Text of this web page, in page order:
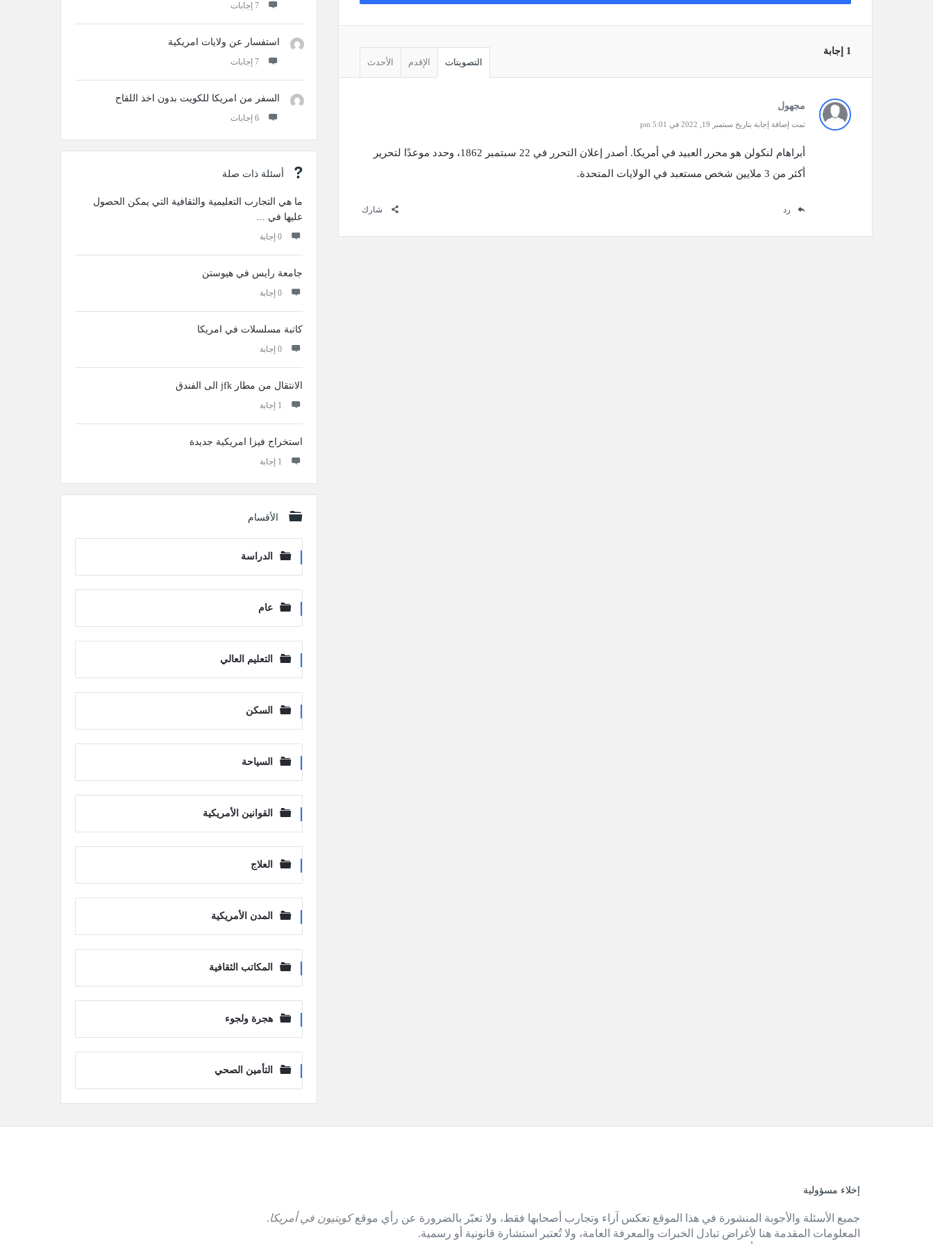
‫1 إجابة
التصويتات
الإقدم الأحدث
مجهول
تمت إضافة إجابة بتاريخ سبتمبر 19, 2022 في 5:01 pm
أبراهام لنكولن هو محرر العبيد في أمريكا. أصدر إعلان التحرر في 22 سبتمبر 1862، وحدد موعدًا لتحرير
أكثر من 3 ملايين شخص مستعبد في الولايات المتحدة.
رد شارك
‫7 إجابات
استفسار عن ولايات امريكية
‫7 إجابات
السفر من امريكا للكويت بدون اخذ اللقاح
‫6 إجابات
أسئلة ذات صلة
ما هي التجارب التعليمية والثقافية التي يمكن الحصول
عليها في ...
‫0 إجابة
جامعة رايس في هيوستن
‫0 إجابة
كاتبة مسلسلات في امريكا
‫0 إجابة
الانتقال من مطار jfk الى الفندق
‫1 إجابة
استخراج فيزا امريكية جديدة
‫1 إجابة
الأقسام
الدراسة
عام
التعليم العالي
السكن
السياحة
القوانين الأمريكية
العلاج
المدن الأمريكية
المكاتب الثقافية
هجرة ولجوء
التأمين الصحي
الفوترإخلاء مسؤولية
جميع الأسئلة والأجوبة المنشورة في هذا الموقع تعكس آراء وتجارب أصحابها فقط، ولا تعبّر بالضرورة عن رأي موقعكويتيون في أمريكا.
المعلومات المقدمة هنا لأغراض تبادل الخبرات والمعرفة العامة، ولا تُعتبر استشارة قانونية أو رسمية.